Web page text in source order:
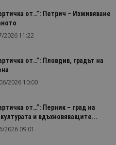
от…”: Петрич – Изживяване
2026 11:22
от…”: Пловдив, градът на
2026 10:00
от…”: Перник – град на
и вдъхновяващите...
2026 09:01
Ефективност
Функционалност
позволяват
и управление на
да се използва
бисквитки.
lisandraramos.com
bgtourism.bg
7 дни